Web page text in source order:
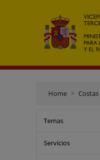
Home
Temas
Servicios